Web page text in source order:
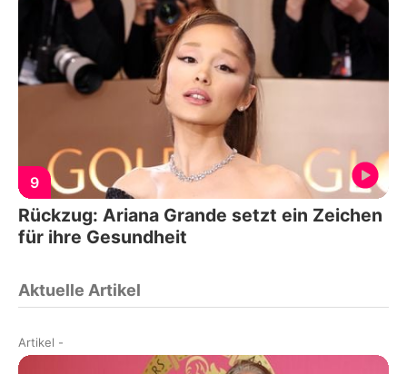
9
Rückzug: Ariana Grande setzt ein Zeichen
für ihre Gesundheit
Aktuelle Artikel
Artikel -